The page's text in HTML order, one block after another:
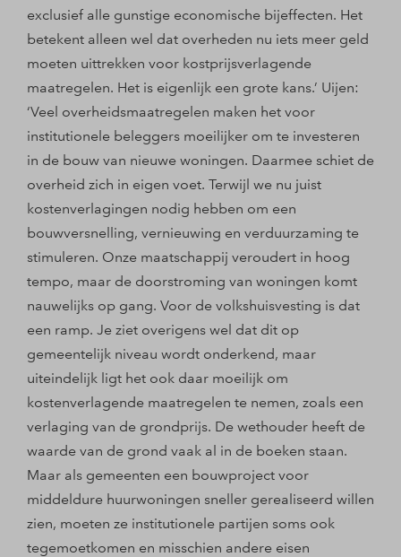
exclusief alle gunstige economische bijeffecten. Het
betekent alleen wel dat overheden nu iets meer geld
moeten uittrekken voor kostprijsverlagende
maatregelen. Het is eigenlijk een grote kans.’ Uijen:
‘Veel overheidsmaatregelen maken het voor
institutionele beleggers moeilijker om te investeren
in de bouw van nieuwe woningen. Daarmee schiet de
overheid zich in eigen voet. Terwijl we nu juist
kostenverlagingen nodig hebben om een
bouwversnelling, vernieuwing en verduurzaming te
stimuleren. Onze maatschappij veroudert in hoog
tempo, maar de doorstroming van woningen komt
nauwelijks op gang. Voor de volkshuisvesting is dat
een ramp. Je ziet overigens wel dat dit op
gemeentelijk niveau wordt onderkend, maar
uiteindelijk ligt het ook daar moeilijk om
kostenverlagende maatregelen te nemen, zoals een
verlaging van de grondprijs. De wethouder heeft de
waarde van de grond vaak al in de boeken staan.
Maar als gemeenten een bouwproject voor
middeldure huurwoningen sneller gerealiseerd willen
zien, moeten ze institutionele partijen soms ook
tegemoetkomen en misschien andere eisen